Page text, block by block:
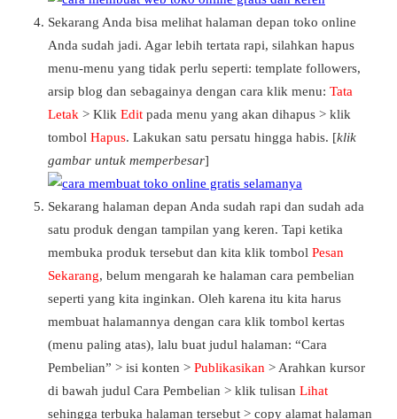
Sekarang Anda bisa melihat halaman depan toko online
Anda sudah jadi. Agar lebih tertata rapi, silahkan hapus
menu-menu yang tidak perlu seperti: template followers,
arsip blog dan sebagainya dengan cara klik menu: Tata
Letak > Klik Edit pada menu yang akan dihapus > klik
tombol Hapus. Lakukan satu persatu hingga habis. [klik
gambar untuk memperbesar]
Sekarang halaman depan Anda sudah rapi dan sudah ada
satu produk dengan tampilan yang keren. Tapi ketika
membuka produk tersebut dan kita klik tombol Pesan
Sekarang, belum mengarah ke halaman cara pembelian
seperti yang kita inginkan. Oleh karena itu kita harus
membuat halamannya dengan cara klik tombol kertas
(menu paling atas), lalu buat judul halaman: “Cara
Pembelian” > isi konten > Publikasikan > Arahkan kursor
di bawah judul Cara Pembelian > klik tulisan Lihat
sehingga terbuka halaman tersebut > copy alamat halaman